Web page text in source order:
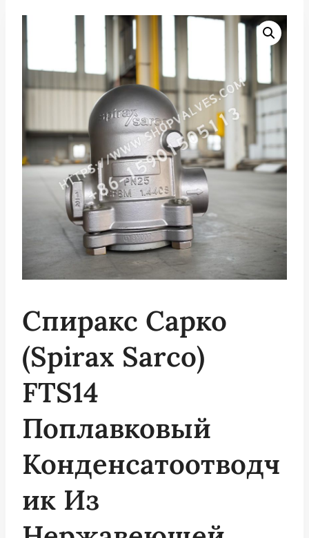
Спиракс Сарко
(Spirax Sarco)
FTS14
Поплавковый
Конденсатоотводч
Ик Из